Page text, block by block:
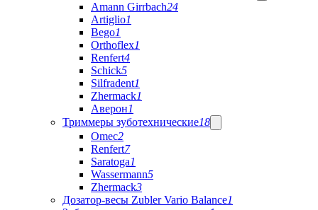
Amann Girrbach24
Artiglio1
Bego1
Orthoflex1
Renfert4
Schick5
Silfradent1
Zhermack1
Аверон1
Триммеры зуботехнические18
Omec2
Renfert7
Saratoga1
Wassermann5
Zhermack3
Дозатор-весы Zubler Vario Balance1